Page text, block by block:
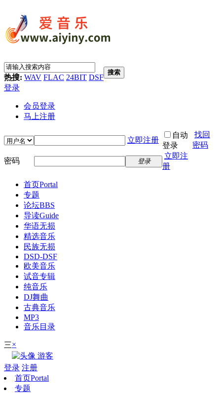
热搜: WAV FLAC 24BIT DSF
搜索
登录
会员登录
马上注册
立即注册
自动
登录
找回
密码
密码
登录
立即注
册
首页Portal
专题
论坛BBS
导读Guide
华语无损
精选音乐
民族无损
DSD-DSF
欧美音乐
试音专辑
纯音乐
DJ舞曲
古典音乐
MP3
音乐目录
三×
游客
登录 注册
首页Portal
专题